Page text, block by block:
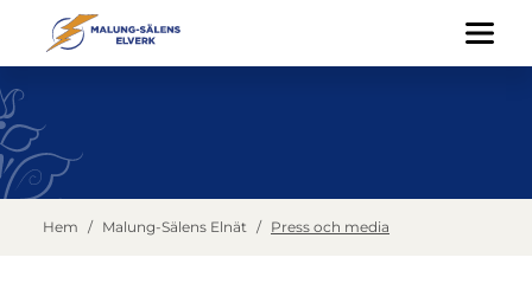
Hem / Malung-Sälens Elnät / Press och media